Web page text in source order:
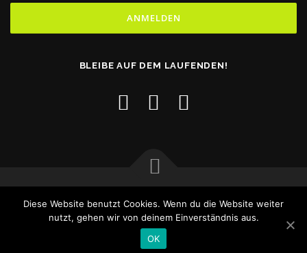
BLEIBE AUF DEM LAUFENDEN!
Impressum
Copyright © 2026 MF Autoteile–OnePressTheme von
FameThemes
Diese Website benutzt Cookies. Wenn du die Website weiter
nutzt, gehen wir von deinem Einverständnis aus.
OK